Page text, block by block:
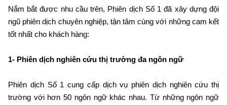
Nắm bắt được nhu cầu trên, Phiên dịch Số 1 đã xây dựng đội
ngũ phiên dịch chuyên nghiệp, tận tâm cùng với những cam kết
tốt nhất cho khách hàng:
1- Phiên dịch nghiên cứu thị trường đa ngôn ngữ
Phiên dịch Số 1 cung cấp dịch vụ phiên dịch nghiên cứu thị
trường với hơn 50 ngôn ngữ khác nhau. Từ những ngôn ngữ